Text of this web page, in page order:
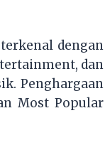
dengan
dan
Penghargaan
Most Popular